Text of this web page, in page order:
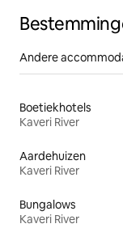
Andere
Boetiekhotels
Kaveri River
Aardehuizen
Kaveri River
Bungalows
Kaveri River